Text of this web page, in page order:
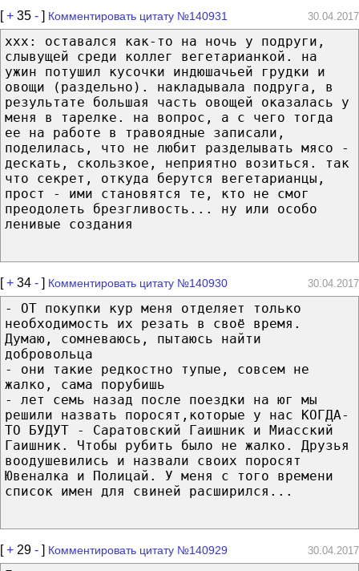
[+ 35 - ] Комментировать цитату №140931 30.04.2017
ххх: оставался как-то на ночь у подруги,
слывущей среди коллег вегетарианкой. на
ужин потушил кусочки индюшачьей грудки и
овощи (раздельно). накладывала подруга, в
результате большая часть овощей оказалась у
меня в тарелке. на вопрос, а с чего тогда
ее на работе в травоядные записали,
поделилась, что не любит разделывать мясо -
дескать, скользкое, неприятно возиться. так
что секрет, откуда берутся вегетарианцы,
прост - ими становятся те, кто не смог
преодолеть брезгливость... ну или особо
ленивые создания
[+ 34 - ] Комментировать цитату №140930 30.04.2017
- ОТ покупки кур меня отделяет только
необходимость их резать в своё время.
Думаю, сомневаюсь, пытаюсь найти
добровольца
- они такие редкостно тупые, совсем не
жалко, сама порубишь
- лет семь назад после поездки на юг мы
решили назвать поросят,которые у нас КОГДА-
ТО БУДУТ - Саратовский Гаишник и Миасский
Гаишник. Чтобы рубить было не жалко. Друзья
воодушевились и назвали своих поросят
Ювеналка и Полицай. У меня с того времени
список имен для свиней расширился...
[+ 29 - ] Комментировать цитату №140929 30.04.2017